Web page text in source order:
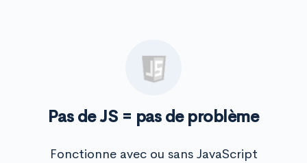
Pas de JS = pas de problème
Fonctionne avec ou sans JavaScript